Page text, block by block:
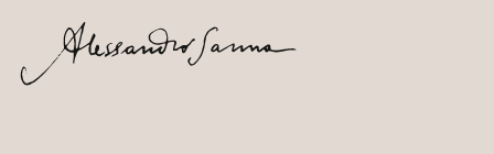
direttamente
ai contenuti